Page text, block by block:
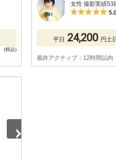
女性 撮影実績53
平日 24,200 円土
最終アクティブ：12時間以内